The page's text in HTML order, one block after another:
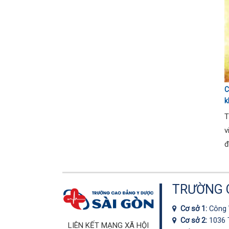
LIÊN KẾT MẠNG XÃ HỘI
TRƯỜNG
Cơ sở 1: Công
Cơ sở 2: 1036